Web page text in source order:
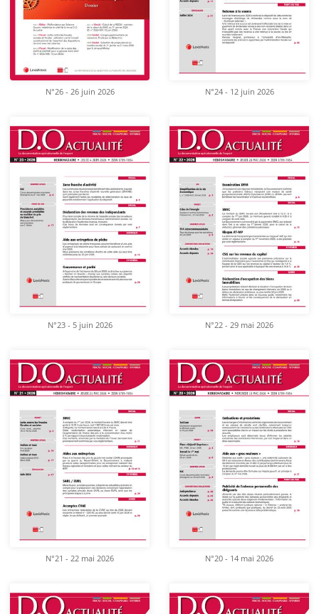
N°26 - 26 juin 2026 N°24 - 12 juin 2026
N°23 - 5 juin 2026 N°22 - 29 mai 2026
N°21 - 22 mai 2026 N°20 - 14 mai 2026